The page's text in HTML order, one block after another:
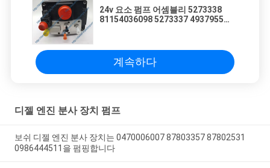
24v 요소 펌프 어셈블리 5273338
81154036098 5273337 4937955
계속하다
디젤 엔진 분사 장치 펌프
보쉬 디젤 엔진 분사 장치는 0470006007 87803357 87802531
0986444511을 펌핑합니다